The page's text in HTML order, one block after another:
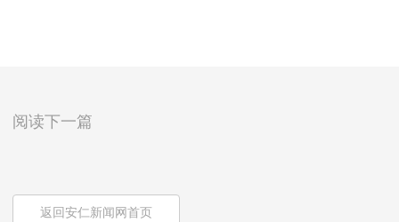
阅读下一篇
返回安仁新闻网首页